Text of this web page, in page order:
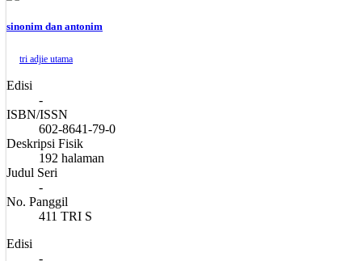
sinonim dan antonim
tri adjie utama
Edisi
-
ISBN/ISSN
602-8641-79-0
Deskripsi Fisik
192 halaman
Judul Seri
-
No. Panggil
411 TRI S
Edisi